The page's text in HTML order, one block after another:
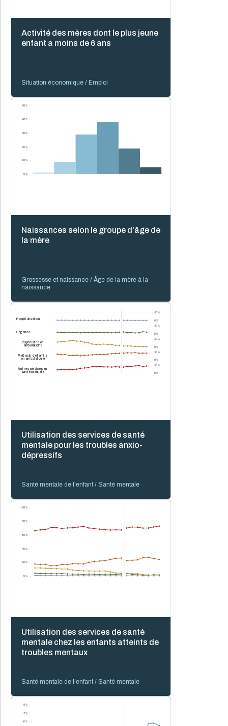
Activité des mères dont le plus jeune
enfant a moins de 6 ans
Situation économique / Emploi
0 %
10 %
20 %
30 %
40 %
50 %
Naissances selon le groupe d’âge de
la mère
Grossesse et naissance / Âge de la mère à la
naissance
0 %
50 %
0 %
50 %
0 %
50 %
0 %
50 %
0 %
50 %
Hospitalisation
Urgence
Psychiatre en
ambulatoire
Médecin de famille
en ambulatoire
Autres services en
santé mentale
Utilisation des services de santé
mentale pour les troubles anxio-
dépressifs
Santé mentale de l'enfant / Santé mentale
0 %
20 %
40 %
60 %
80 %
100 %
Utilisation des services de santé
mentale chez les enfants atteints de
troubles mentaux
Santé mentale de l'enfant / Santé mentale
6 %
7 %
8 %